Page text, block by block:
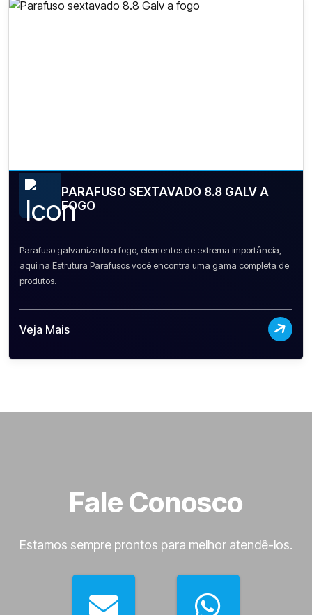
PARAFUSO SEXTAVADO 8.8 GALV A
FOGO
Parafuso galvanizado a fogo, elementos de extrema importância,
aqui na Estrutura Parafusos você encontra uma gama completa de
produtos.
Veja Mais
Fale Conosco
Estamos sempre prontos para melhor atendê-los.